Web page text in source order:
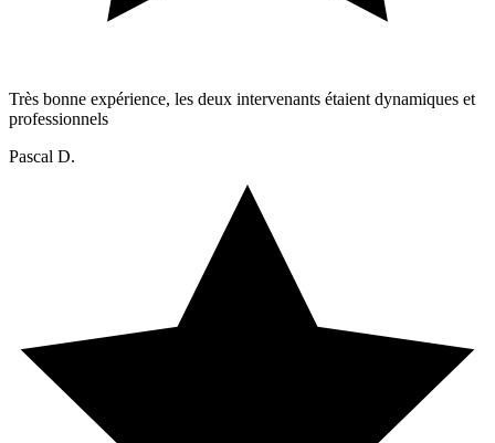
Très bonne expérience, les deux intervenants étaient dynamiques et
professionnels
Pascal D.